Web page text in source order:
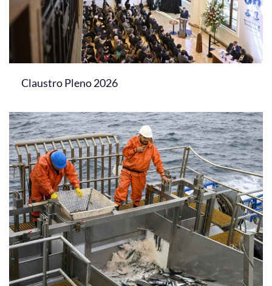
Claustro Pleno 2026